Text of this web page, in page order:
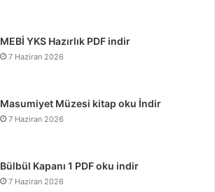
MEBİ YKS Hazırlık PDF indir
7 Haziran 2026
Masumiyet Müzesi kitap oku İndir
7 Haziran 2026
Bülbül Kapanı 1 PDF oku indir
7 Haziran 2026